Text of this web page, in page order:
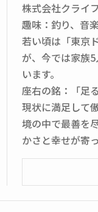
株式会社クライ
趣味：釣り、音
若い頃は「東京
が、今では家族
います。
座右の銘：「足
現状に満足して
境の中で最善を
かさと幸せが寄